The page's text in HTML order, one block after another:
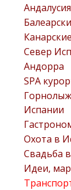
Север
Андорра
SPA
Испании
Охота в
Свадьба
Идеи,